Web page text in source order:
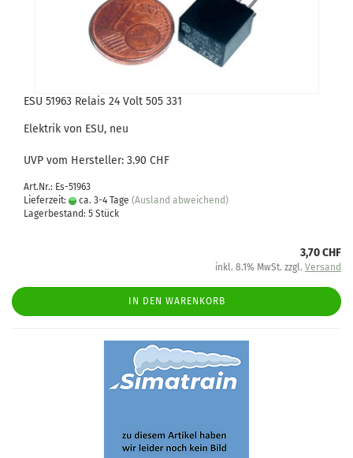
ESU 51963 Relais 24 Volt 505 331
Elektrik von ESU, neu
UVP vom Hersteller: 3.90 CHF
Art.Nr.: Es-51963
Lieferzeit:
ca. 3-4 Tage (Ausland abweichend)
Lagerbestand: 5 Stück
3,70 CHF
inkl. 8.1% MwSt. zzgl. Versand
IN DEN WARENKORB